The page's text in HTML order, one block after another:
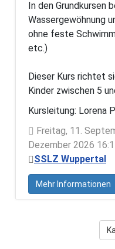
In den Grundkursen
Wassergewöhnung
ohne feste
etc.)
Dieser Kurs richtet
Kinder zwischen 5
Kursleitung: Lorena
Freitag, 11.
Dezember 2026
SSLZ Wuppertal
Mehr Informationen